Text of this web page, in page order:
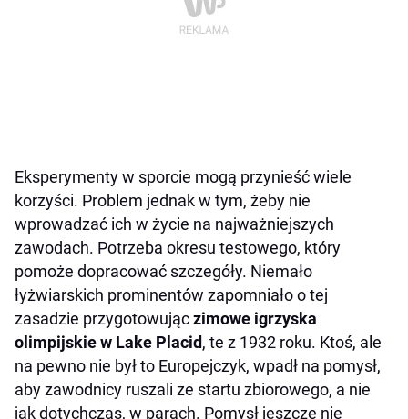
Eksperymenty w sporcie mogą przynieść wiele
korzyści. Problem jednak w tym, żeby nie
wprowadzać ich w życie na najważniejszych
zawodach. Potrzeba okresu testowego, który
pomoże dopracować szczegóły. Niemało
łyżwiarskich prominentów zapomniało o tej
zasadzie przygotowujączimowe igrzyska
olimpijskie w Lake Placid, te z 1932 roku. Ktoś, ale
na pewno nie był to Europejczyk, wpadł na pomysł,
aby zawodnicy ruszali ze startu zbiorowego, a nie
jak dotychczas, w parach. Pomysł jeszcze nie